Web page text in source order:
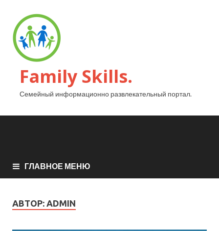
Family Skills.
Семейный информационно развлекательный портал.
ГЛАВНОЕ МЕНЮ
АВТОР: ADMIN